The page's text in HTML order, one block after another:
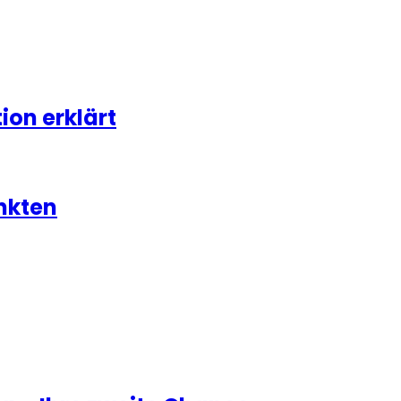
erklärt